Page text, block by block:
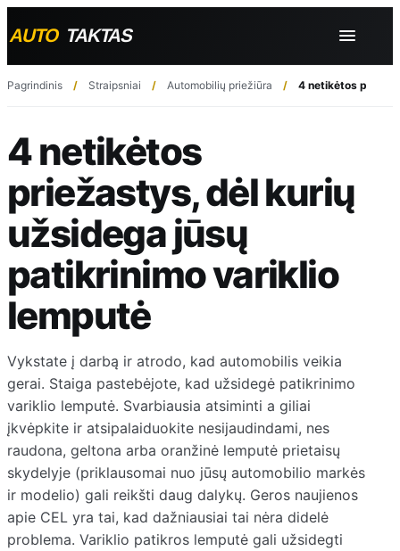
Pagrindinis Straipsniai Automobilių priežiūra 4 netikėtos
4 netikėtos
priežastys, dėl kurių
užsidega jūsų
patikrinimo variklio
lemputė
Vykstate į darbą ir atrodo, kad automobilis veikia
gerai. Staiga pastebėjote, kad užsidegė patikrinimo
variklio lemputė. Svarbiausia atsiminti a giliai
įkvėpkite ir atsipalaiduokite nesijaudindami, nes
raudona, geltona arba oranžinė lemputė prietaisų
skydelyje (priklausomai nuo jūsų automobilio markės
ir modelio) gali reikšti daug dalykų. Geros naujienos
apie CEL yra tai, kad dažniausiai tai nėra didelė
problema. Variklio patikros lemputė gali užsidegti